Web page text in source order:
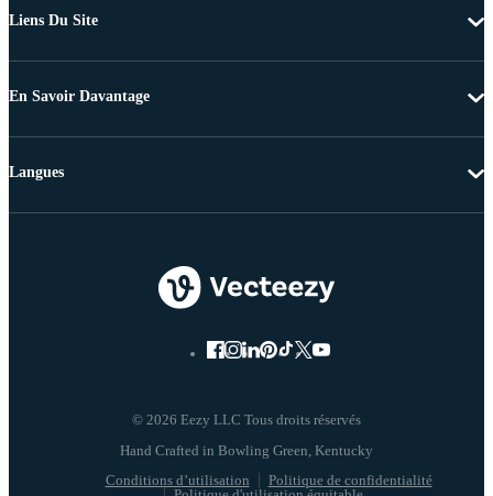
Liens Du Site
En Savoir Davantage
© 2026 Eezy LLC Tous droits réservés
Conditions d’utilisation
Politique de confidentialité
Langues